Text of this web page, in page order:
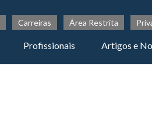
Carreiras Área Restrita
Profissionais Artigos e